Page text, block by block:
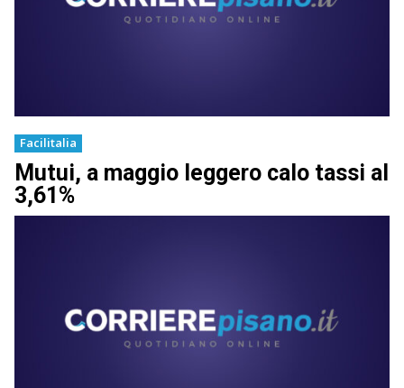
Facilitalia
Mutui, a maggio leggero calo tassi al
3,61%